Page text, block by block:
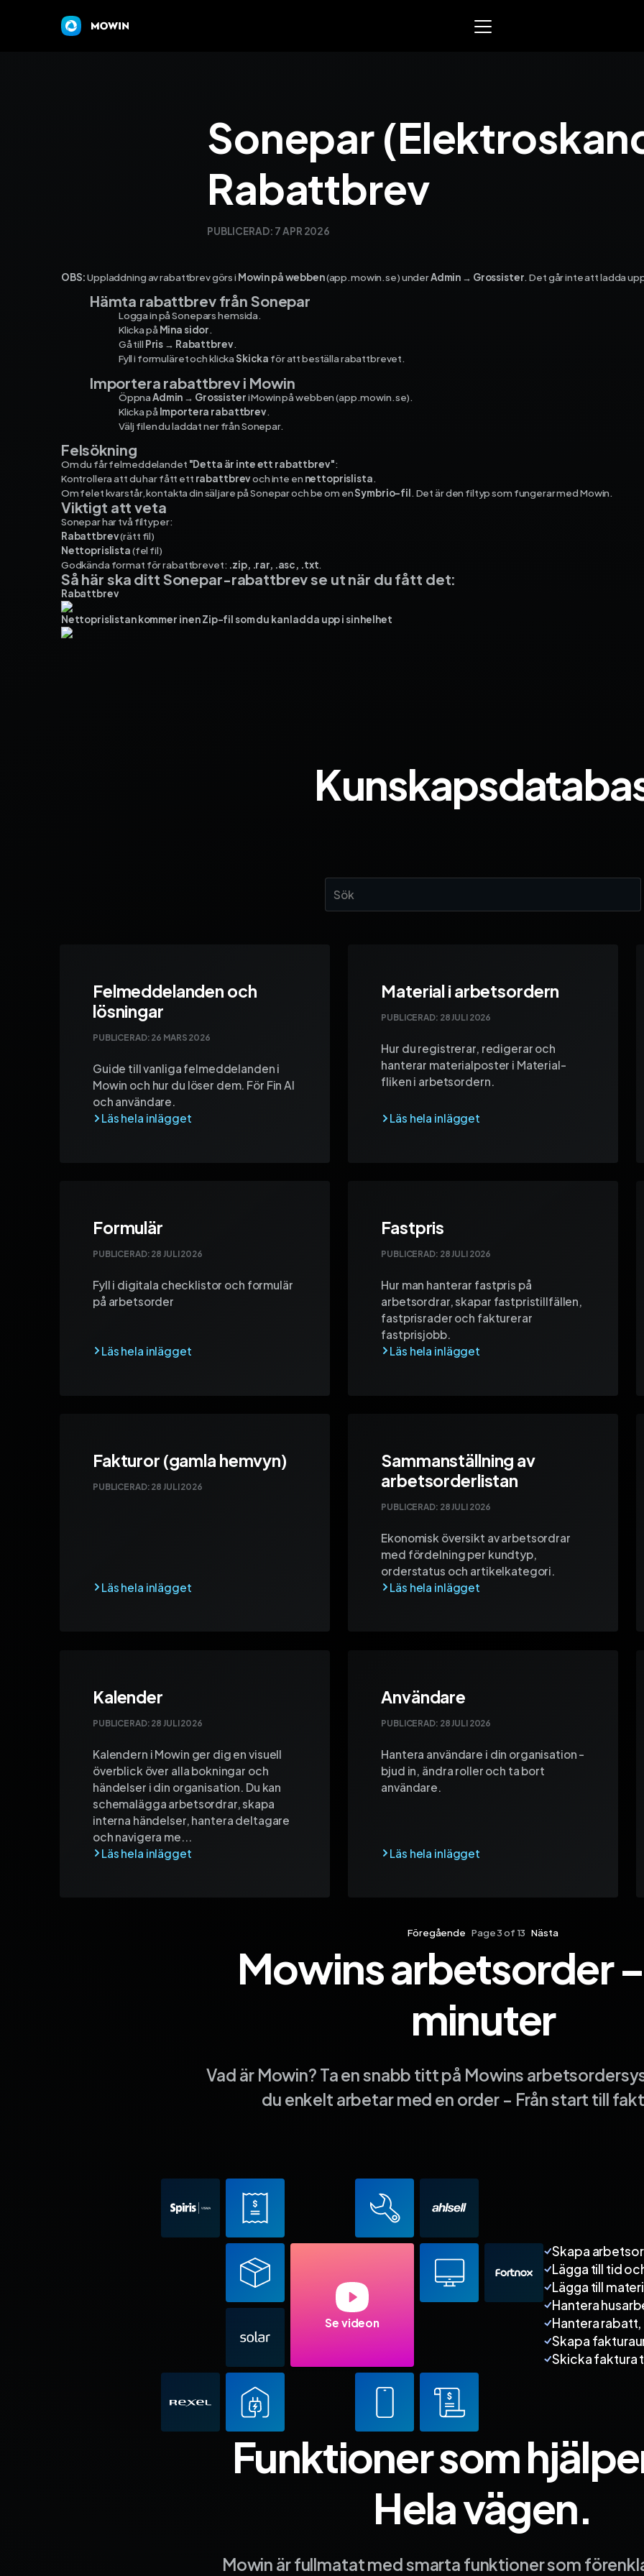
och material­­hantering.
för EL, VVS och liknande
Sonepar
Rabattbrev
PUBLICERAD: 7 APR 2026
OBS:Uppladdning av rabattbrev görs i Mowin på webben(app.mowin.se) underAdmin → Grossister. Det går inte att ladda
Hämta rabattbrev från Sonepar
Logga in på Sonepars hemsida.
Klicka på Mina sidor.
Gå till Pris → Rabattbrev.
Fyll i formuläret och klickaSkicka för att beställa rabattbrevet.
Importera rabattbrev i Mowin
ÖppnaAdmin → Grossisteri Mowin på webben (app.mowin.se).
Klicka på Importera rabattbrev.
Välj filen du laddat ner från Sonepar.
Felsökning
Om du får felmeddelandet "Detta är inte ett rabattbrev":
Kontrollera att du har fått ett rabattbrevoch inte en nettoprislista.
Om felet kvarstår, kontakta din säljare på Sonepar och be om enSymbrio-fil. Det är den filtyp som fungerar med Mowin.
Viktigt att veta
Sonepar har två filtyper:
Rabattbrev(rätt fil)
Nettoprislista(fel fil)
Godkända format för rabattbrevet: .zip, .rar, .asc, .txt.
Så här ska ditt Sonepar-rabattbrev se ut när du fått det:
Rabattbrev
Nettoprislistan kommer in en Zip-fil som du kan ladda upp i sin helhet
Felmeddelanden och
lösningar
PUBLICERAD: 26 MARS 2026
Guide till vanliga felmeddelanden i
Mowin och hur du löser dem. För Fin AI
och användare.
Material i arbetsordern
PUBLICERAD: 28 JULI 2026
Hur du registrerar, redigerar och
hanterar materialposter i Material-
fliken i arbetsordern.
Formulär
PUBLICERAD: 28 JULI 2026
Fyll i digitala checklistor och formulär
på arbetsorder
Fastpris
PUBLICERAD: 28 JULI 2026
Hur man hanterar fastpris på
arbetsordrar, skapar fastpristillfällen,
fastprisrader och fakturerar
fastprisjobb.
Fakturor (gamla hemvyn)
PUBLICERAD: 28 JULI 2026
Sammanställning av
arbetsorderlistan
PUBLICERAD: 28 JULI 2026
Ekonomisk översikt av arbetsordrar
med fördelning per kundtyp,
orderstatus och artikelkategori.
Kalender
PUBLICERAD: 28 JULI 2026
Kalendern i Mowin ger dig en visuell
överblick över alla bokningar och
händelser i din organisation. Du kan
schemalägga arbetsordrar, skapa
interna händelser, hantera deltagare
och navigera me...
Användare
PUBLICERAD: 28 JULI 2026
Hantera användare i din organisation -
bjud in, ändra roller och ta bort
användare.
Föregående Page 3 of 13 Nästa
Mowins arbetsorder
minuter
Vad är Mowin? Ta en snabb titt på Mowins
du enkelt arbetar med en order – Från start till
Se videon
Skapa
Lägga till tid
Lägga till
Hantera
Hantera
Skapa
Skicka faktura
Funktioner som
Hela vägen.
Mowin är fullmatat med smarta funktioner som